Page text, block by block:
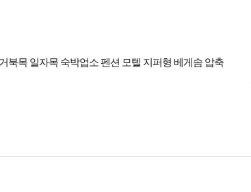
북목 일자목 숙박업소 펜션 모텔 지퍼형 베게솜 압축